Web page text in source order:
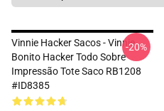
Vinnie Hacker Sacos - Vinnie
Bonito Hacker Todo Sobre
Impressão Tote Saco RB1208
#ID8385
-20%